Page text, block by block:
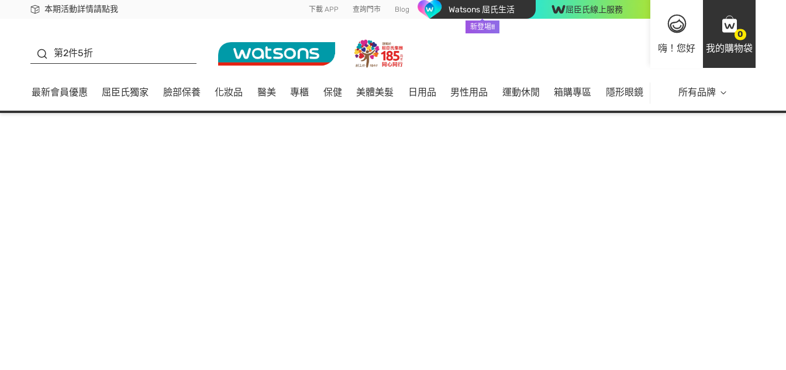
本期活動詳情請點我
下載app最高回饋$350 下載 APP 查詢門市 Blog Watsons 屈氏生活
新登場!!
屈臣氏線上服務
嗨！您好
0
我的購物袋
第2件5折
最新會員優惠 屈臣氏獨家 臉部保養 化妝品 醫美 專櫃 保健 美體美髮 日用品 男性用品 運動休閒 箱購專區 隱形眼鏡 所有品牌